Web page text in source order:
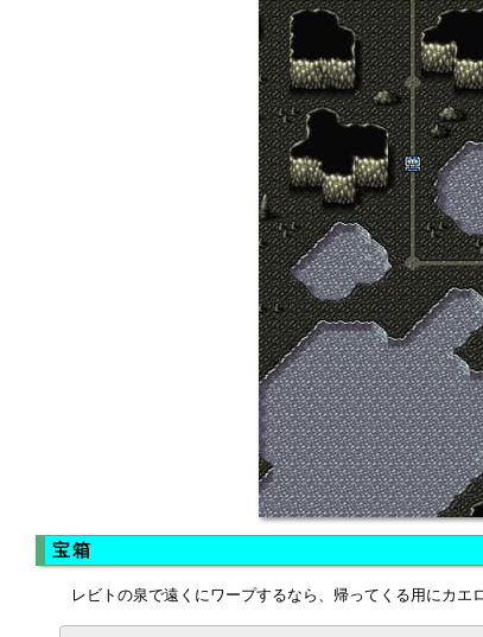
宝箱
レビトの泉で遠くにワープするなら、帰ってくる用にカエ